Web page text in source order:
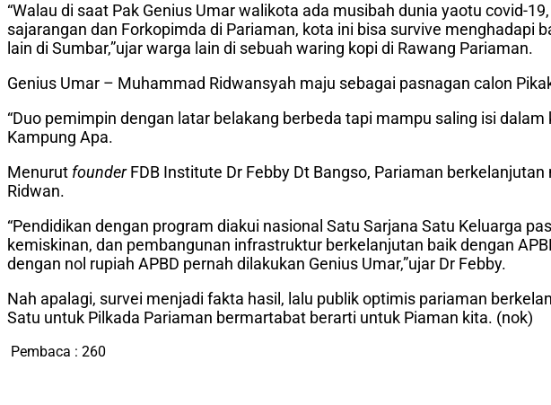
“Walau di saat Pak Genius Umar walikota ada musibah dunia yaotu
sajarangan dan Forkopimda di Pariaman, kota ini bisa survive menghadapi
lain di Sumbar,”ujar warga lain di sebuah waring kopi di Rawang Pariaman.
Genius Umar – Muhammad Ridwansyah maju sebagai pasnagan calon
“Duo pemimpin dengan latar belakang berbeda tapi mampu saling isi
Kampung Apa.
Menurut founderFDB Institute Dr Febby Dt Bangso, Pariaman
Ridwan.
“Pendidikan dengan program diakui nasional Satu Sarjana Satu Keluarga
kemiskinan, dan pembangunan infrastruktur berkelanjutan baik dengan
dengan nol rupiah APBD pernah dilakukan Genius Umar,”ujar Dr Febby.
Nah apalagi, survei menjadi fakta hasil, lalu publik optimis pariaman
Satu untuk Pilkada Pariaman bermartabat berarti untuk Piaman kita. (nok)
Pembaca : 260